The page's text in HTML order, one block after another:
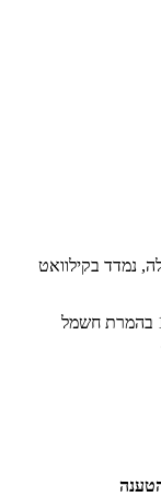
נמדד בקילוואט
יעילות — כלי רכב חשמליים אינם יעילים ב-100% בהמרת חשמל